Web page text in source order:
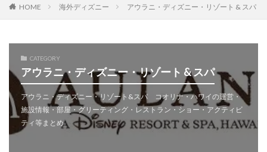
HOME 海外ディズニー アウラニ・ディズニー・リゾート & スパ
CATEGORY
アウラニ・ディズニー・リゾート & スパ
アウラニ・ディズニー・リゾート&スパ コオリナ・ハワイの運営・
施設情報・部屋・グリーティング・レストラン・ショー・アクティビ
ティ等まとめ